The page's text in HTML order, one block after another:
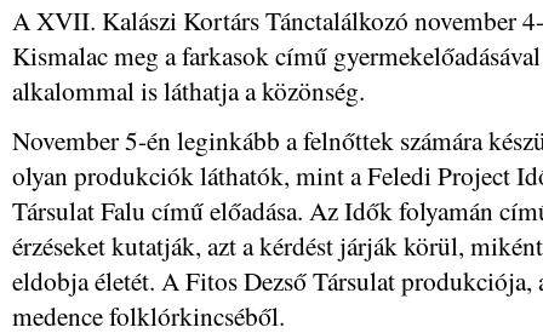
A XVII. Kalászi Kortárs Tánctalálkozó november
Kismalac meg a farkasok című
alkalommal is láthatja a közönség.
November 5-én leginkább a felnőttek számára
olyan produkciók láthatók, mint a Feledi Project
Társulat Falu című előadása. Az Idők folyamán
érzéseket kutatják, azt a kérdést járják körül,
eldobja életét. A Fitos Dezső Társulat
medence folklórkincséből.